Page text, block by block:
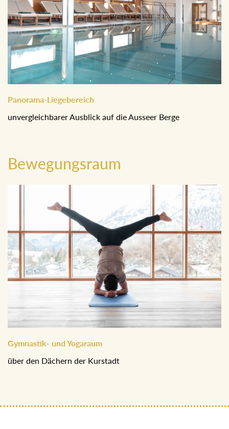
Panorama-Liegebereich
unvergleichbarer Ausblick auf die Ausseer Berge
Bewegungsraum
Gymnastik- und Yogaraum
über den Dächern der Kurstadt